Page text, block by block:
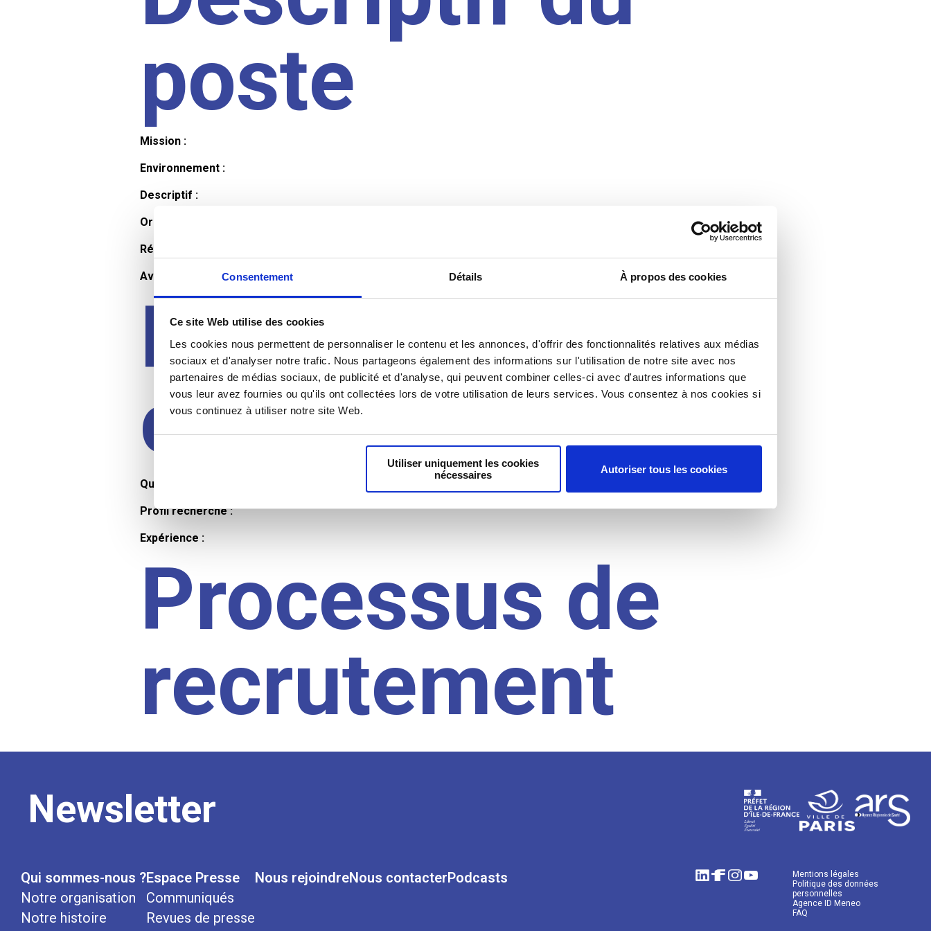
Consentement Détails À propos des cookies
Ce site Web utilise des cookies
Les cookies nous permettent de personnaliser le contenu et les annonces, d'offrir des fonctionnalités relatives aux médias
sociaux et d'analyser notre trafic. Nous partageons également des informations sur l'utilisation de notre site avec nos
partenaires de médias sociaux, de publicité et d'analyse, qui peuvent combiner celles-ci avec d'autres informations que
vous leur avez fournies ou qu'ils ont collectées lors de votre utilisation de leurs services. Vous consentez à nos cookies si
vous continuez à utiliser notre site Web.
Utiliser uniquement les cookies
nécessaires
Autoriser tous les cookies
poste
Mission :
Environnement :
Descriptif :
Organisation et horaires :
Rémunération :
Avantages :
Profil du
candidat
Qualifications et diplômes :
Profil recherché :
Expérience :
Processus de
recrutement
Newsletter
Qui sommes-nous ?
Notre organisation
Notre histoire
Espace Presse
Communiqués
Revues de presse
Nous rejoindreNous contacterPodcasts
Mentions légales
Politique des données
personnelles
Agence ID Meneo
FAQ